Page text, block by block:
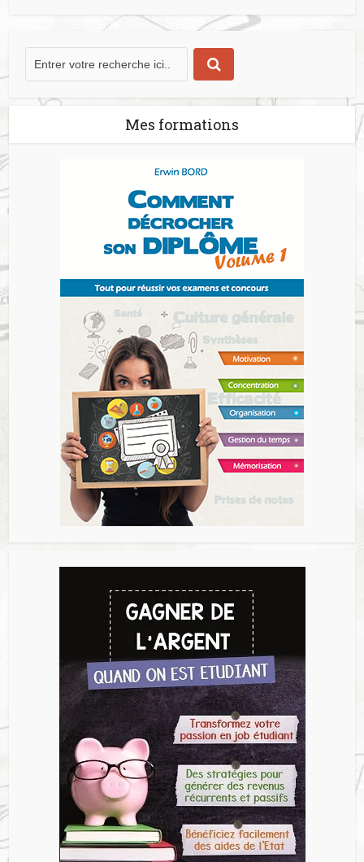
Mes formations
Commencer maintenant
En soumettant ce formulaire vous acceptez la politique de confidentialité du site.